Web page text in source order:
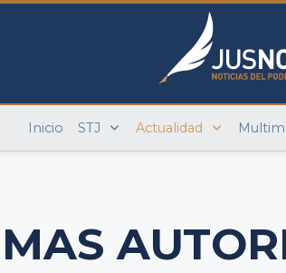
Inicio STJ Actualidad